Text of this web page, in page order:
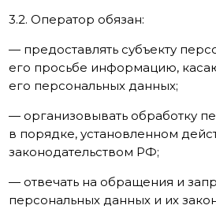
3.2. Оператор обязан:
— предоставлять субъекту
его просьбе информацию,
его персональных данных;
— организовывать обработку
в порядке, установленном
законодательством РФ;
— отвечать на обращения и
персональных данных и их